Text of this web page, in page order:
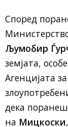
Според
Љумобир
земјата,
Агенцијата
дека
на Мицкоски